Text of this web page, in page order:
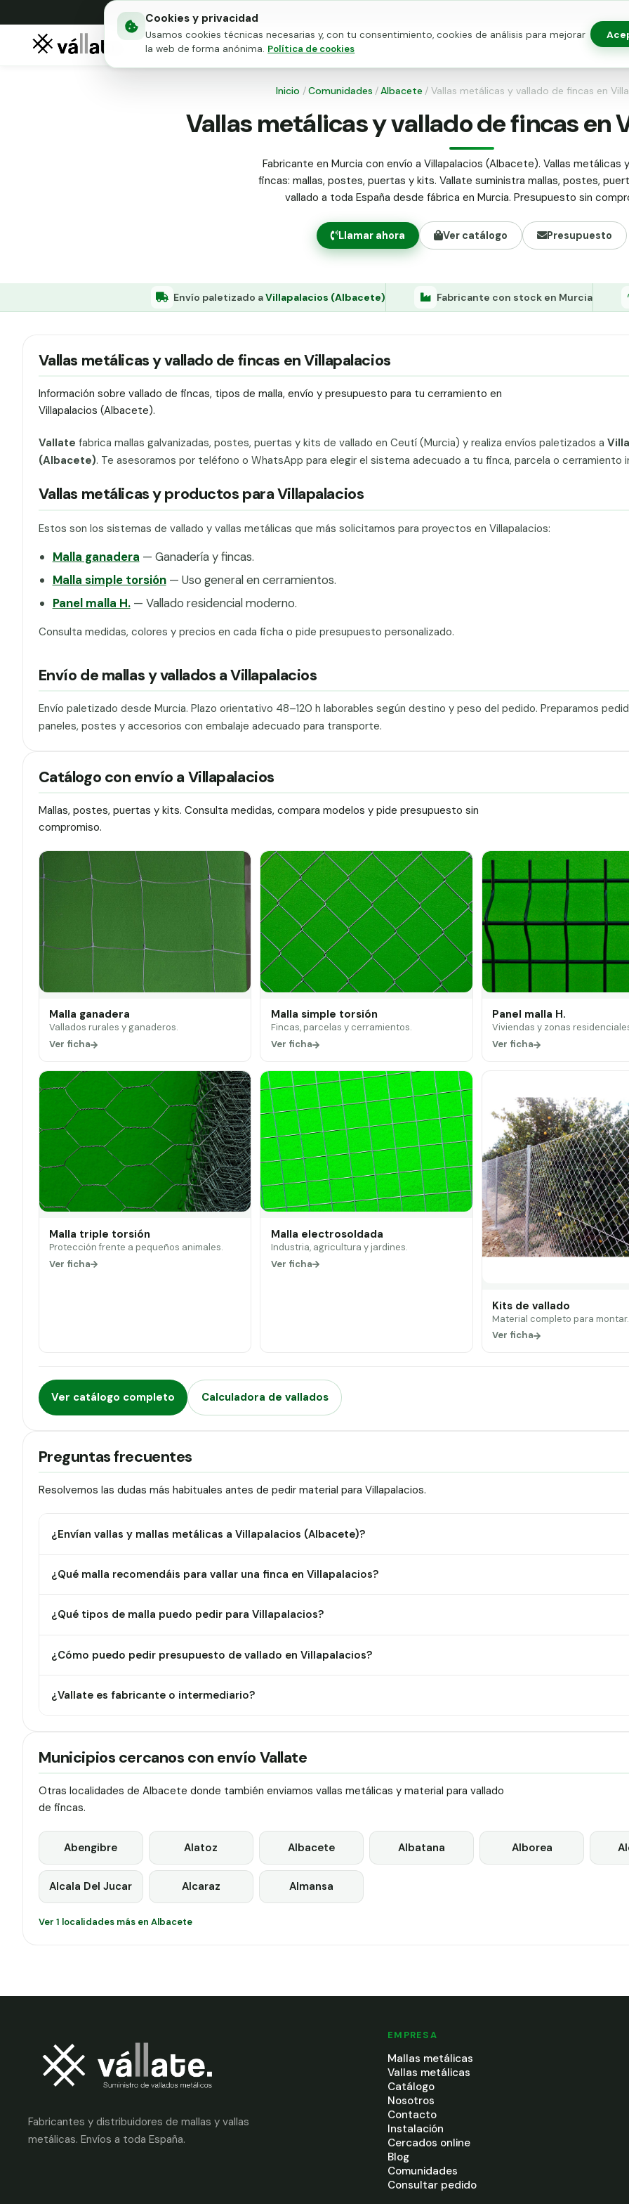
Cookies y privacidad
Usamos cookies técnicas necesarias y, con tu consentimiento, cookies de análisis para mejorar
la web de forma anónima. Política de cookies
Mallas metálicas
Puertas para vallado
Inicio /Comunidades /Albacete / Vallas metálicas y vallado de fincas en
Vallas metálicas y vallado de fincas en
Fabricante en Murcia con envío a Villapalacios (Albacete). Vallas metálicas
fincas: mallas, postes, puertas y kits. Vallate suministra mallas, postes,
vallado a toda España desde fábrica en Murcia. Presupuesto sin
Llamar ahora Ver catálogo Presupuesto
Envío paletizado aVillapalacios (Albacete) Fabricante con stock en Murcia
Vallas metálicas y vallado de fincas en Villapalacios
Información sobre vallado de fincas, tipos de malla, envío y presupuesto para tu cerramiento en
Villapalacios (Albacete).
Vallate fabrica mallas galvanizadas, postes, puertas y kits de vallado en Ceutí (Murcia) y realiza envíos paletizados a
(Albacete). Te asesoramos por teléfono o WhatsApp para elegir el sistema adecuado a tu finca, parcela o cerramiento
Vallas metálicas y productos para Villapalacios
Estos son los sistemas de vallado y vallas metálicas que más solicitamos para proyectos en Villapalacios:
Malla ganadera — Ganadería y fincas.
Malla simple torsión— Uso general en cerramientos.
Panel malla H.— Vallado residencial moderno.
Consulta medidas, colores y precios en cada ficha o pide presupuesto personalizado.
Envío de mallas y vallados a Villapalacios
Envío paletizado desde Murcia. Plazo orientativo 48–120 h laborables según destino y peso del pedido. Preparamos
paneles, postes y accesorios con embalaje adecuado para transporte.
Catálogo con envío a Villapalacios
Mallas, postes, puertas y kits. Consulta medidas, compara modelos y pide presupuesto sin
compromiso.
Malla ganadera
Vallados rurales y ganaderos.
Ver ficha
Malla simple torsión
Fincas, parcelas y cerramientos.
Ver ficha
Panel malla H.
Viviendas y zonas
Ver ficha
Malla triple torsión
Protección frente a pequeños animales.
Ver ficha
Malla electrosoldada
Industria, agricultura y jardines.
Ver ficha
Kits de vallado
Material completo para montar.
Ver ficha
Ver catálogo completo Calculadora de vallados
Preguntas frecuentes
Resolvemos las dudas más habituales antes de pedir material para Villapalacios.
¿Envían vallas y mallas metálicas a Villapalacios (Albacete)?
¿Qué malla recomendáis para vallar una finca en Villapalacios?
¿Qué tipos de malla puedo pedir para Villapalacios?
¿Cómo puedo pedir presupuesto de vallado en Villapalacios?
¿Vallate es fabricante o intermediario?
Municipios cercanos con envío Vallate
Otras localidades de Albacete donde también enviamos vallas metálicas y material para vallado
de fincas.
Abengibre Alatoz Albacete Albatana Alborea
Alcala Del Jucar Alcaraz Almansa
Ver 1 localidades más en Albacete
Fabricantes y distribuidores de mallas y vallas
metálicas. Envíos a toda España.
EMPRESA
Mallas metálicas
Vallas metálicas
Catálogo
Nosotros
Contacto
Instalación
Cercados online
Blog
Comunidades
Consultar pedido